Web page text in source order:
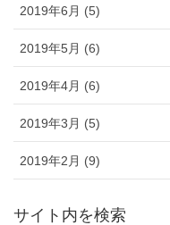
2019年6月 (5)
2019年5月 (6)
2019年4月 (6)
2019年3月 (5)
2019年2月 (9)
サイト内を検索